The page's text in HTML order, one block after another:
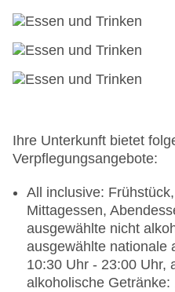
Ihre Unterkunft bietet
Verpflegungsangebote:
All inclusive:
Mittagessen,
ausgewählte nicht
ausgewählte nationale
10:30 Uhr - 23:00 Uhr,
alkoholische